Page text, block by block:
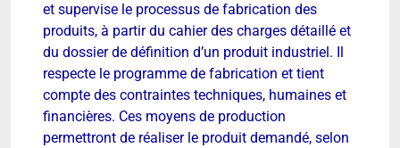
et supervise le processus de fabrication des
produits, à partir du cahier des charges détaillé et
du dossier de définition d’un produit industriel. Il
respecte le programme de fabrication et tient
compte des contraintes techniques, humaines et
financières. Ces moyens de production
permettront de réaliser le produit demandé, selon